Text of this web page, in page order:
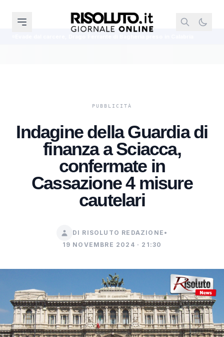
Indagine della Guardia di
finanza a Sciacca,
confermate in
Cassazione 4 misure
cautelari
DI RISOLUTO REDAZIONE •
19 NOVEMBRE 2024 · 21:30